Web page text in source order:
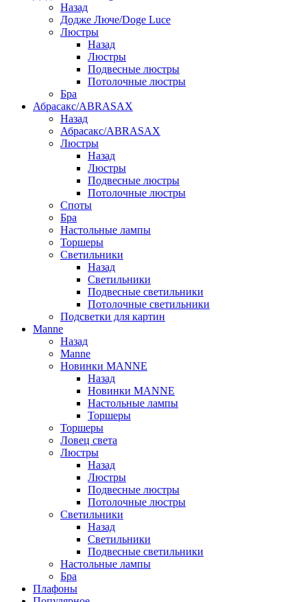
Назад
Додже Люче/Doge Luce
Люстры
Назад
Люстры
Подвесные люстры
Потолочные люстры
Бра
Абрасакс/ABRASAX
Назад
Абрасакс/ABRASAX
Люстры
Назад
Люстры
Подвесные люстры
Потолочные люстры
Споты
Бра
Настольные лампы
Торшеры
Светильники
Назад
Светильники
Подвесные светильники
Потолочные светильники
Подсветки для картин
Manne
Назад
Manne
Новинки MANNE
Назад
Новинки MANNE
Настольные лампы
Торшеры
Торшеры
Ловец света
Люстры
Назад
Люстры
Подвесные люстры
Потолочные люстры
Светильники
Назад
Светильники
Подвесные светильники
Настольные лампы
Бра
Плафоны